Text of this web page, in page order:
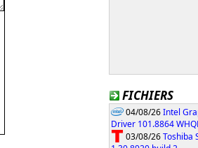
FICHIERS
04/08/26Intel
Driver 101.8864
03/08/26Toshiba